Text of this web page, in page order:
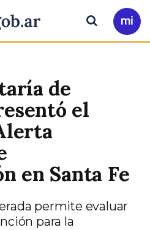
Ir
a
Buscar
de
el
en Santa Fe
permite evaluar
para la